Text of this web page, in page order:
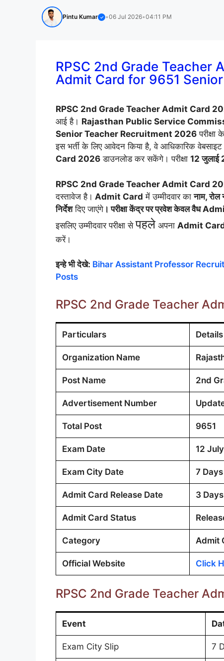
Pintu Kumar ✓ •06 Jul 2026•04:11 PM
RPSC 2nd Grade Teacher
Admit Card for 9651
RPSC 2nd Grade Teacher Admit Card
आई है। Rajasthan Public Service
Senior Teacher Recruitment 2026
इस भर्ती के लिए आवेदन किया है, वे आधिकारिक
Card 2026 डाउनलोड कर सकेंगे। परीक्षा 12 जुलाई
RPSC 2nd Grade Teacher Admit Card
दस्तावेज है। Admit Card में उम्मीदवार कानाम, रोल
निर्देशदिए जाएंगे । परीक्षा केंद्र पर प्रवेश केवल वैध
इसलिए उम्मीदवार परीक्षा सेपहले अपना Admit Card
करें।
इन्हे भी देखे: Bihar Assistant Professor
Posts
RPSC 2nd Grade Teacher
Particulars Details
Organization Name
Post Name 2nd
Advertisement Number
Total Post 9651
Exam Date 12
Exam City Date 7
Admit Card Release Date 3
Admit Card Status
Category Admit
Official Website Click
RPSC 2nd Grade Teacher
Event
Exam City Slip 7